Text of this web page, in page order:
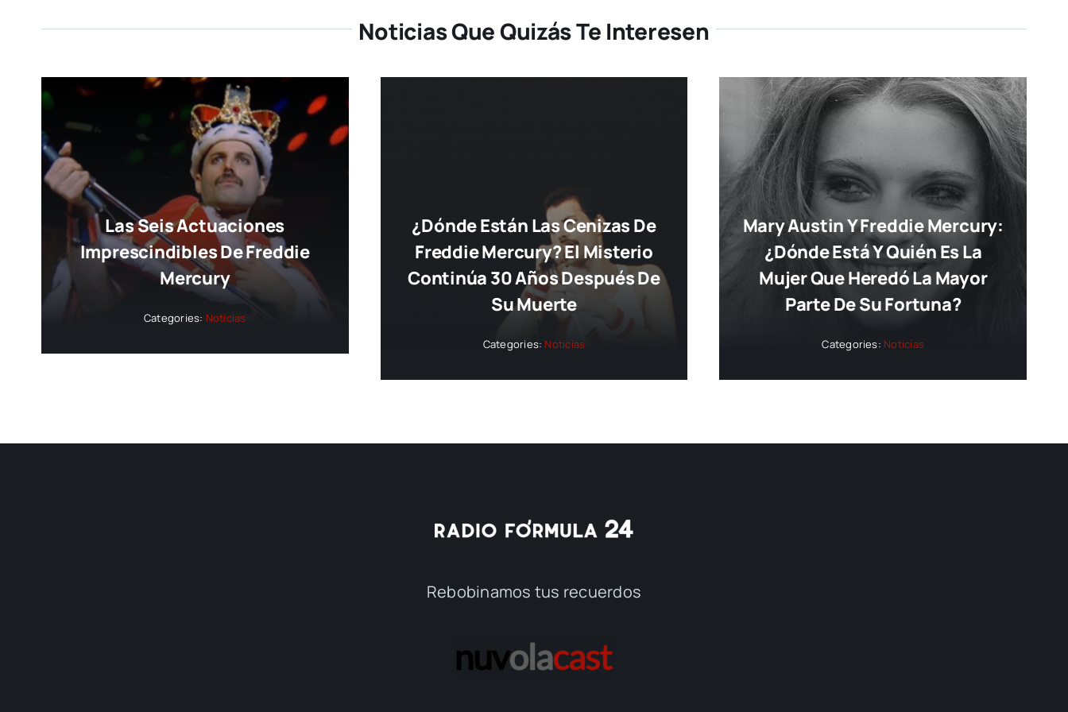
Noticias Que Quizás Te Interesen
Las Seis Actuaciones
Imprescindibles De Freddie
Mercury
Categories: Noticias
¿Dónde Están Las Cenizas De
Freddie Mercury? El Misterio
Continúa 30 Años Después De
Su Muerte
Categories: Noticias
Mary Austin Y Freddie Mercury:
¿dónde Está Y Quién Es La
Mujer Que Heredó La Mayor
Parte De Su Fortuna?
Categories: Noticias
Rebobinamos tus recuerdos